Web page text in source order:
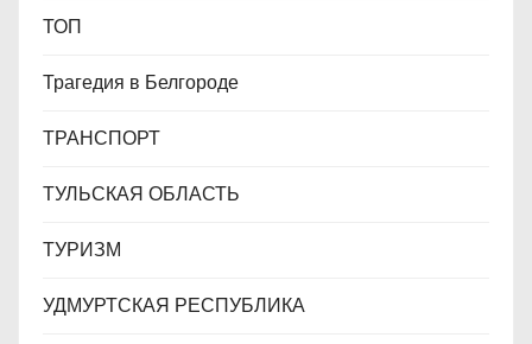
ТОП
Трагедия в Белгороде
ТРАНСПОРТ
ТУЛЬСКАЯ ОБЛАСТЬ
ТУРИЗМ
УДМУРТСКАЯ РЕСПУБЛИКА